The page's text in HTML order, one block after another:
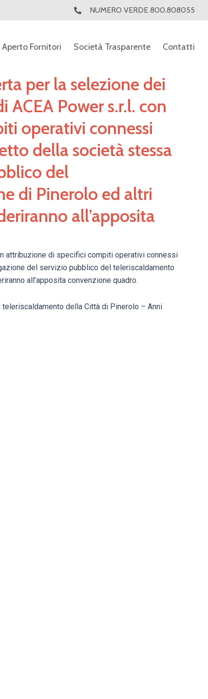
NUMERO VERDE 800.808055
Aperto Fornitori Società Trasparente Contatti
per la selezione dei
ACEA Power s.r.l. con
operativi connessi
della società stessa
del
di Pinerolo ed altri
all’apposita
attribuzione di specifici compiti operativi connessi
del servizio pubblico del teleriscaldamento
all’apposita convenzione quadro.
della Città di Pinerolo – Anni